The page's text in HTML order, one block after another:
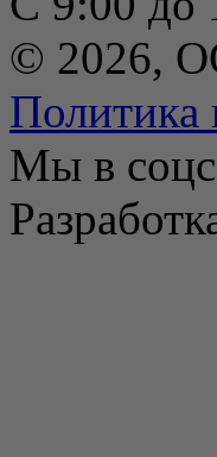
© 2026,
Политика
Мы в